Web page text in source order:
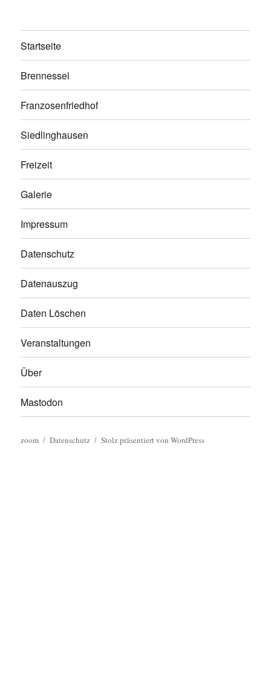
Startseite
Brennessel
Franzosenfriedhof
Siedlinghausen
Freizeit
Galerie
Impressum
Datenschutz
Datenauszug
Daten Löschen
Veranstaltungen
Über
Mastodon
zoom Datenschutz Stolz präsentiert von WordPress